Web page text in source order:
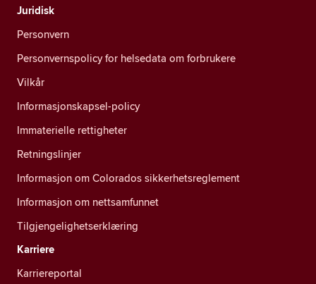
Juridisk
Personvern
Personvernspolicy for helsedata om forbrukere
Vilkår
Informasjonskapsel-policy
Immaterielle rettigheter
Retningslinjer
Informasjon om Colorados sikkerhetsreglement
Informasjon om nettsamfunnet
Tilgjengelighetserklæring
Karriere
Karriereportal